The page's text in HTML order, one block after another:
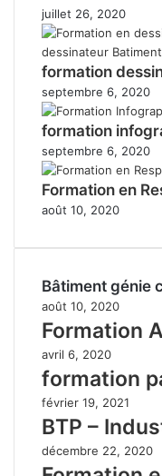
juillet 26, 2020
formation
septembre 6, 2020
formation
septembre 6, 2020
Formation en
août 10, 2020
Bâtiment génie
août 10, 2020
Formation
avril 6, 2020
formation
février 19, 2021
BTP –
décembre 22, 2020